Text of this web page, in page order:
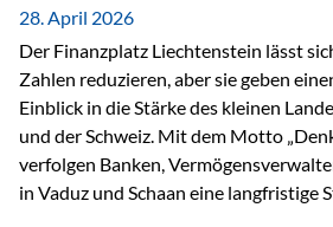
durch die Fähigkeit von Unternehmen,
28. April 2026
Der Finanzplatz Liechtenstein lässt
Zahlen reduzieren, aber sie geben
Einblick in die Stärke des kleinen
und der Schweiz. Mit dem Motto „Denken in Generationen“
verfolgen Banken,
in Vaduz und Schaan eine langfristige